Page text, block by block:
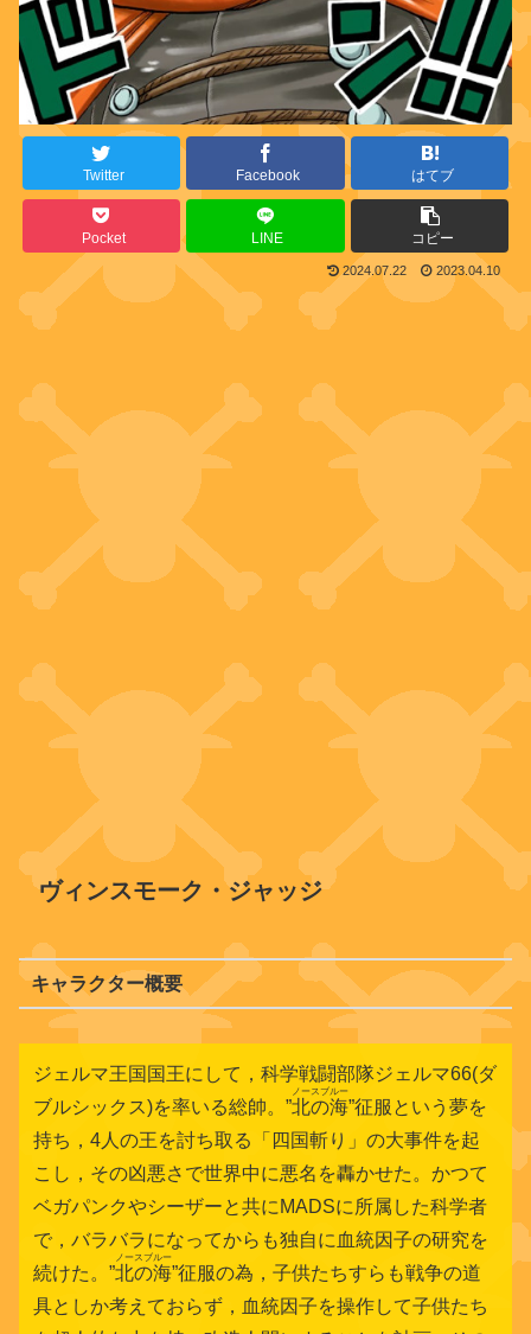
Twitter Facebook はてブ
Pocket LINE コピー
2024.07.22 2023.04.10
ヴィンスモーク・ジャッジ
キャラクター概要
ジェルマ王国国王にして，科学戦闘部隊ジェルマ66(ダ
ブルシックス)を率いる総帥。”北の海
ノースブルー
”征服という夢を
持ち，4人の王を討ち取る「四国斬り」の大事件を起
こし，その凶悪さで世界中に悪名を轟かせた。かつて
ベガパンクやシーザーと共にMADSに所属した科学者
で，バラバラになってからも独自に血統因子の研究を
続けた。”北の海
ノースブルー
”征服の為，子供たちすらも戦争の道
具としか考えておらず，血統因子を操作して子供たち